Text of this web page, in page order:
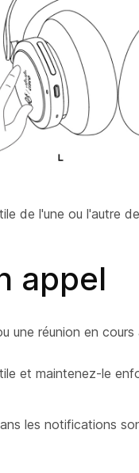
de l'une ou l'autre
appel
une réunion en
et maintenez-le
les notifications